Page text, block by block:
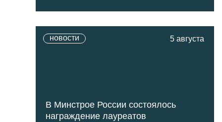
новости 5 августа
В Минстрое России состоялось
награждение лауреатов